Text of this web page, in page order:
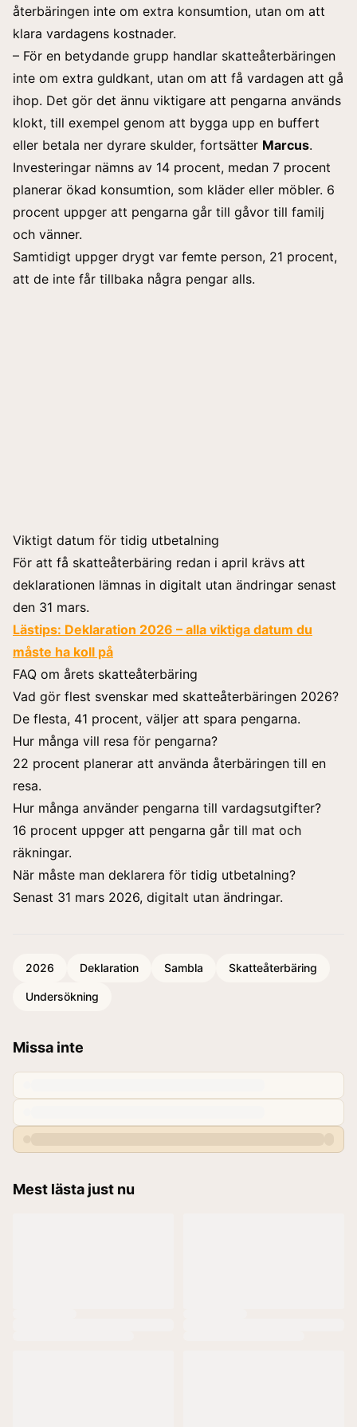
återbäringen inte om extra konsumtion, utan om att
klara vardagens kostnader.
– För en betydande grupp handlar skatteåterbäringen
inte om extra guldkant, utan om att få vardagen att gå
ihop. Det gör det ännu viktigare att pengarna används
klokt, till exempel genom att bygga upp en buffert
eller betala ner dyrare skulder, fortsätter Marcus.
Investeringar nämns av 14 procent, medan 7 procent
planerar ökad konsumtion, som kläder eller möbler. 6
procent uppger att pengarna går till gåvor till familj
och vänner.
Samtidigt uppger drygt var femte person, 21 procent,
att de inte får tillbaka några pengar alls.
Viktigt datum för tidig utbetalning
För att få skatteåterbäring redan i april krävs att
deklarationen lämnas in digitalt utan ändringar senast
den 31 mars.
Lästips: Deklaration 2026 – alla viktiga datum du
måste ha koll på
FAQ om årets skatteåterbäring
Vad gör flest svenskar med skatteåterbäringen 2026?
De flesta, 41 procent, väljer att spara pengarna.
Hur många vill resa för pengarna?
22 procent planerar att använda återbäringen till en
resa.
Hur många använder pengarna till vardagsutgifter?
16 procent uppger att pengarna går till mat och
räkningar.
När måste man deklarera för tidig utbetalning?
Senast 31 mars 2026, digitalt utan ändringar.
2026 Deklaration Sambla Skatteåterbäring
Undersökning
Missa inte
Mest lästa just nu